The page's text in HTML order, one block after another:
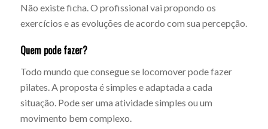
Não existe ficha. O profissional vai propondo os
exercícios e as evoluções de acordo com sua percepção.
Quem pode fazer?
Todo mundo que consegue se locomover pode fazer
pilates. A proposta é simples e adaptada a cada
situação. Pode ser uma atividade simples ou um
movimento bem complexo.